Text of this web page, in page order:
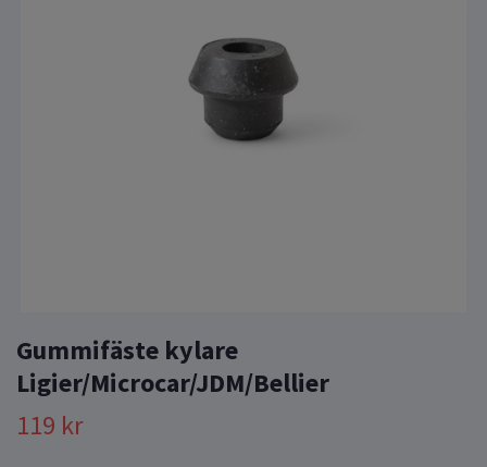
Gummifäste kylare
Ligier/Microcar/JDM/Bellier
119 kr